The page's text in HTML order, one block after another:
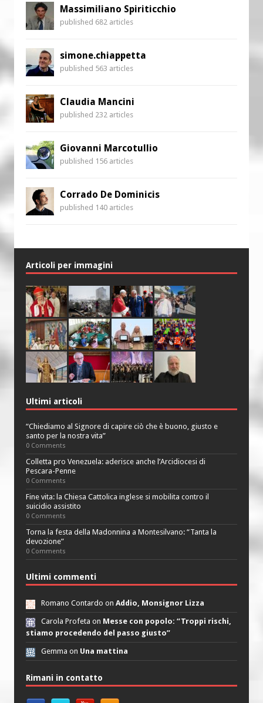
Massimiliano Spiriticchio
published 682 articles
simone.chiappetta
published 563 articles
Claudia Mancini
published 232 articles
Giovanni Marcotullio
published 156 articles
Corrado De Dominicis
published 140 articles
Articoli per immagini
Ultimi articoli
“Chiediamo al Signore di capire ciò che è buono, giusto e
santo per la nostra vita”
0 Comments
Colletta pro Venezuela: aderisce anche l’Arcidiocesi di
Pescara-Penne
0 Comments
Fine vita: la Chiesa Cattolica inglese si mobilita contro il
suicidio assistito
0 Comments
Torna la festa della Madonnina a Montesilvano: “Tanta la
devozione”
0 Comments
Ultimi commenti
Romano Contardo on Addio, Monsignor Lizza
Carola Profeta on Messe con popolo: “Troppi rischi,
stiamo procedendo del passo giusto”
Gemma on Una mattina
Rimani in contatto